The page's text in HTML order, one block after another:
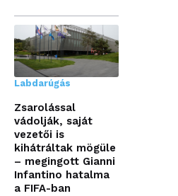
Labdarúgás
Zsarolással
vádolják, saját
vezetői is
kihátráltak mögüle
– megingott Gianni
Infantino hatalma
a FIFA-ban